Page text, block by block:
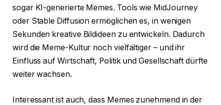
sogar KI-generierte Memes. Tools wie MidJourney
oder Stable Diffusion ermöglichen es, in wenigen
Sekunden kreative Bildideen zu entwickeln. Dadurch
wird die Meme-Kultur noch vielfältiger – und ihr
Einfluss auf Wirtschaft, Politik und Gesellschaft dürfte
weiter wachsen.
Interessant ist auch, dass Memes zunehmend in der